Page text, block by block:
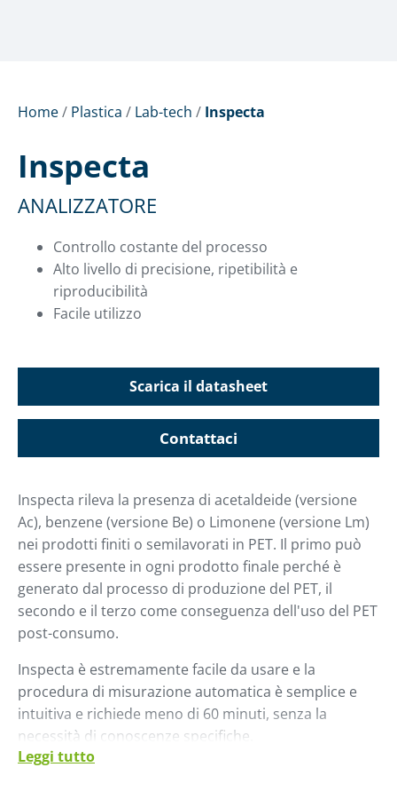
Home/ Plastica / Lab-tech / Inspecta
Inspecta
ANALIZZATORE
Controllo costante del processo
Alto livello di precisione, ripetibilità e
riproducibilità
Facile utilizzo
Scarica il datasheet
Contattaci
Inspecta rileva la presenza di acetaldeide (versione
Ac), benzene (versione Be) o Limonene (versione Lm)
nei prodotti finiti o semilavorati in PET. Il primo può
essere presente in ogni prodotto finale perché è
generato dal processo di produzione del PET, il
secondo e il terzo come conseguenza dell'uso del PET
post-consumo.
Inspecta è estremamente facile da usare e la
procedura di misurazione automatica è semplice e
intuitiva e richiede meno di 60 minuti, senza la
necessità di conoscenze specifiche.
Leggi tutto